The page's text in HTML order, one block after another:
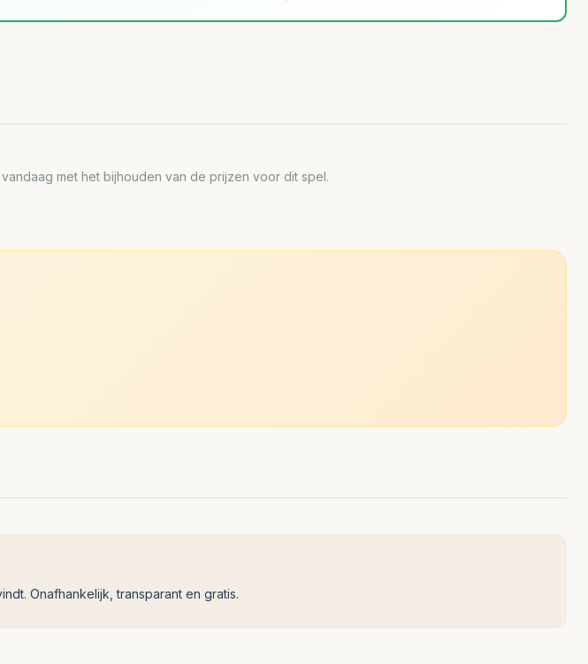
met het bijhouden van de prijzen voor dit spel.
Onafhankelijk, transparant en gratis.